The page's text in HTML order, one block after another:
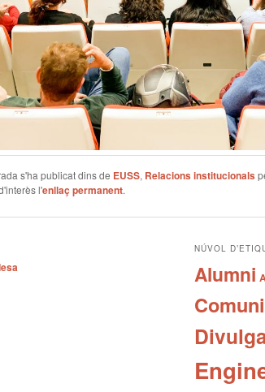
s'ha publicat dins de EUSS, Relacions institucionals
l'enllaç permanent.
NÚVOL
Alumni